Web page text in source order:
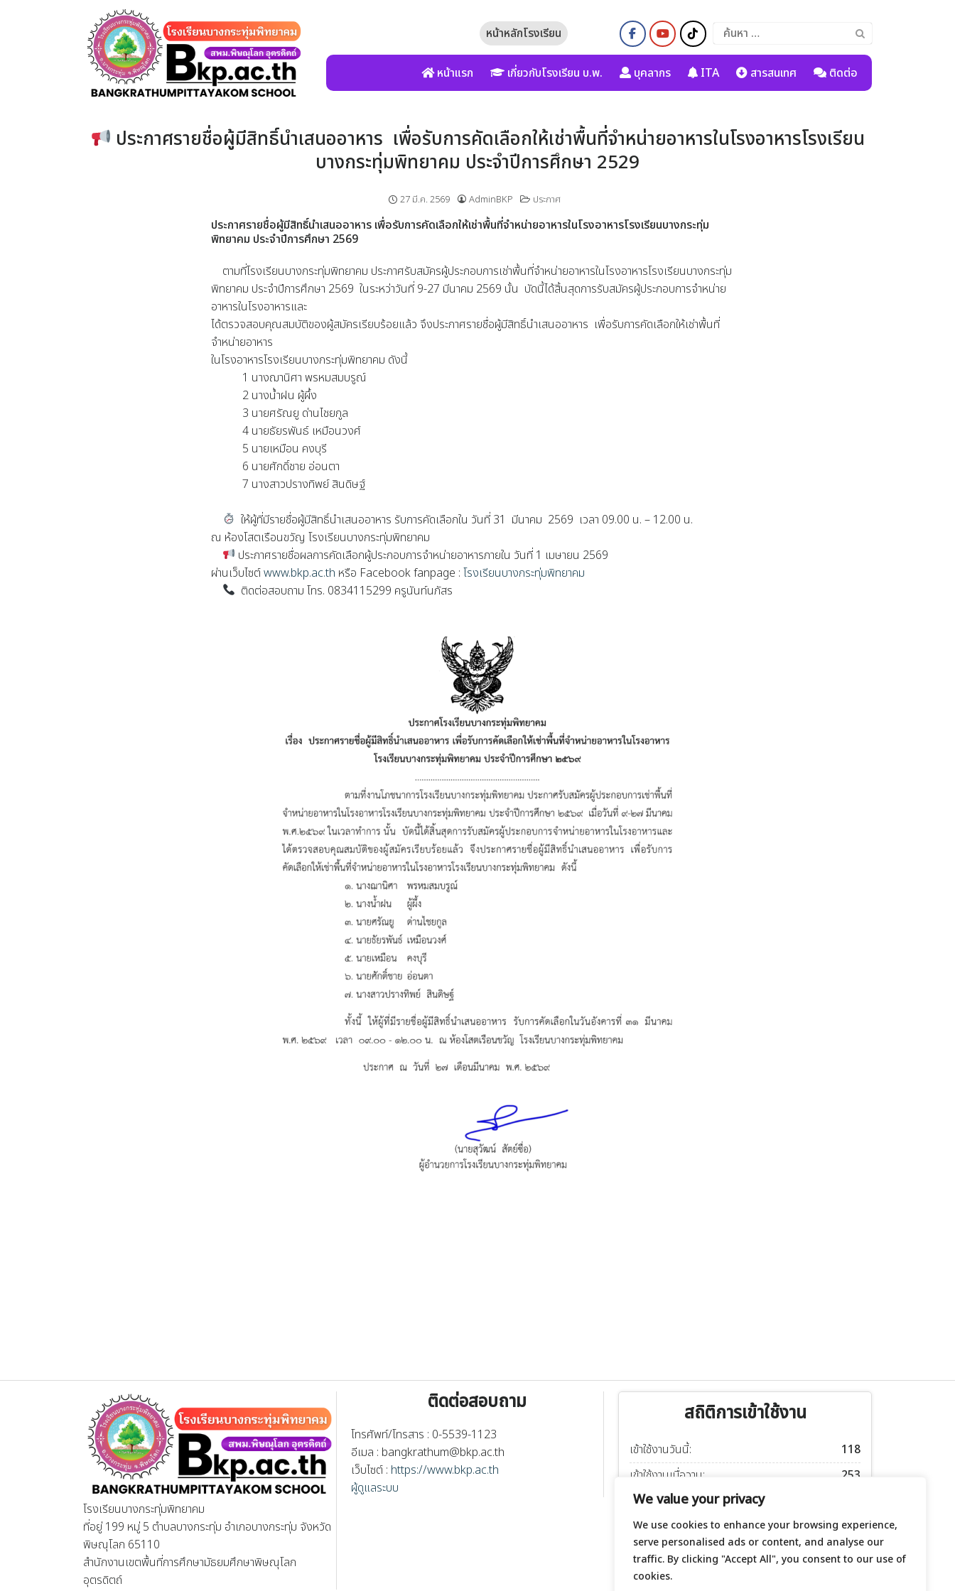
We value your privacy
We use cookies to enhance your browsing experience,
serve personalised ads or content, and analyse our
traffic. By clicking "Accept All", you consent to our use of
cookies.
หน้าหลักโรงเรียน
ค้นหา
สำหรับ:
หน้าแรก
เกี่ยวกับโรงเรียน บ.พ. บุคลากร ITA สารสนเทศ ติดต่อ
ประกาศรายชื่อผู้มีสิทธิ์นำเสนออาหาร เพื่อรับการคัดเลือกให้เช่าพื้นที่จำหน่ายอาหารในโรงอาหารโรงเรียน
บางกระทุ่มพิทยาคม ประจำปีการศึกษา 2529
27 มี.ค. 2569 AdminBKP ประกาศ
ประกาศรายชื่อผู้มีสิทธิ์นำเสนออาหาร เพื่อรับการคัดเลือกให้เช่าพื้นที่จำหน่ายอาหารในโรงอาหารโรงเรียนบางกระทุ่ม
พิทยาคม ประจำปีการศึกษา 2569
ตามที่โรงเรียนบางกระทุ่มพิทยาคม ประกาศรับสมัครผู้ประกอบการเช่าพื้นที่จำหน่ายอาหารในโรงอาหารโรงเรียนบางกระทุ่ม
พิทยาคม ประจำปีการศึกษา 2569 ในระหว่าวันที่ 9-27 มีนาคม 2569 นั้น บัดนี้ได้สิ้นสุดการรับสมัครผู้ประกอบการจำหน่าย
อาหารในโรงอาหารและ
ได้ตรวจสอบคุณสมบัติของผู้สมัครเรียบร้อยแล้ว จึงประกาศรายชื่อผู้มีสิทธิ์นำเสนออาหาร เพื่อรับการคัดเลือกให้เช่าพื้นที่
จำหน่ายอาหาร
ในโรงอาหารโรงเรียนบางกระทุ่มพิทยาคม ดังนี้
1 นางฌานิศา พรหมสมบรูณ์
2 นางน้ำฝน ผู้ผึ้ง
3 นายศรัณยู ด่านไชยกูล
4 นายธัยรพันธ์ เหมือนวงศ์
5 นายเหมือน คงบุรี
6 นายศักดิ์ชาย อ่อนตา
7 นางสาวปรางทิพย์ สินดิษฐ์
ให้ผู้ที่มีรายชื่อผู้มีสิทธิ์นำเสนออาหาร รับการคัดเลือกใน วันที่ 31 มีนาคม 2569 เวลา 09.00 น. – 12.00 น.
ณ ห้องโสตเรือนขวัญ โรงเรียนบางกระทุ่มพิทยาคม
ประกาศรายชื่อผลการคัดเลือกผู้ประกอบการจำหน่ายอาหารภายใน วันที่ 1 เมษายน 2569
ผ่านเว็บไซต์www.bkp.ac.th หรือ Facebook fanpage : โรงเรียนบางกระทุ่มพิทยาคม
ติดต่อสอบถาม โทร. 0834115299 ครูนันท์นภัสร
โรงเรียนบางกระทุ่มพิทยาคม
ที่อยู่ 199 หมู่ 5 ตำบลบางกระทุ่ม อำเภอบางกระทุ่ม จังหวัด
พิษณุโลก 65110
สำนักงานเขตพื้นที่การศึกษามัธยมศึกษาพิษณุโลก
อุตรดิตถ์
ติดต่อสอบถาม
โทรศัพท์/โทรสาร : 0-5539-1123
อีเมล : bangkrathum@bkp.ac.th
เว็บไซต์ : https://www.bkp.ac.th
ผู้ดูแลระบบ
สถิติการเข้าใช้งาน
เข้าใช้งานวันนี้:
118
เข้าใช้งานเมื่อวาน:
253
เข้าใช้งานอาทิตย์นี้:
เข้าใช้งานเดือนนี้:
1450
เข้าใช้งานปีนี้:
52580
เข้าใช้งานทั้งหมด: